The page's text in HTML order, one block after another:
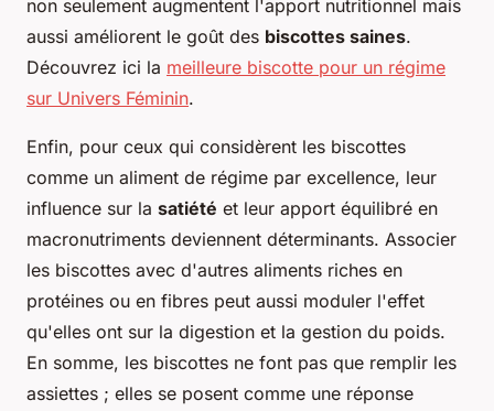
non seulement augmentent l'apport nutritionnel mais
aussi améliorent le goût des biscottes saines.
Découvrez ici la meilleure biscotte pour un régime
sur Univers Féminin.
Enfin, pour ceux qui considèrent les biscottes
comme un aliment de régime par excellence, leur
influence sur la satiété et leur apport équilibré en
macronutriments deviennent déterminants. Associer
les biscottes avec d'autres aliments riches en
protéines ou en fibres peut aussi moduler l'effet
qu'elles ont sur la digestion et la gestion du poids.
En somme, les biscottes ne font pas que remplir les
assiettes ; elles se posent comme une réponse